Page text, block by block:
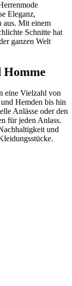
Eleganz,
aus. Mit einem
Schnitte hat
ganzen Welt
Homme
eine Vielzahl von
Hemden bis hin
Anlässe oder den
für jeden Anlass.
und